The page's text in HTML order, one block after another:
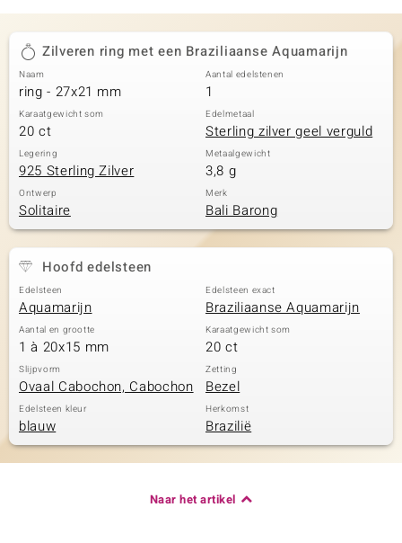
Zilveren ring met een Braziliaanse Aquamarijn
Naam
ring - 27x21 mm
Aantal edelstenen
1
Karaatgewicht som
20 ct
Edelmetaal
Sterling zilver geel verguld
Legering
925 Sterling Zilver
Metaalgewicht
3,8 g
Ontwerp
Solitaire
Merk
Bali Barong
Hoofd edelsteen
Edelsteen
Aquamarijn
Edelsteen exact
Braziliaanse Aquamarijn
Aantal en grootte
1 à 20x15 mm
Karaatgewicht som
20 ct
Slijpvorm
Ovaal Cabochon, Cabochon
Zetting
Bezel
Edelsteen kleur
blauw
Herkomst
Brazilië
Naar het artikel